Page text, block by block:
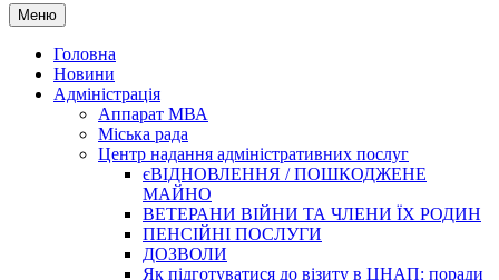
Меню Skip
to
content
Головна
Новини
Адміністрація
Аппарат МВА
Міська рада
Центр надання адміністративних послуг
єВІДНОВЛЕННЯ / ПОШКОДЖЕНЕ
МАЙНО
ВЕТЕРАНИ ВІЙНИ ТА ЧЛЕНИ ЇХ РОДИН
ПЕНСІЙНІ ПОСЛУГИ
ДОЗВОЛИ
Як підготуватися до візиту в ЦНАП: поради